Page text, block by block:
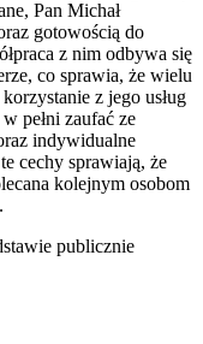
Pan Michał
gotowością do
z nim odbywa się
co sprawia, że wielu
z jego usług
pełni zaufać ze
indywidualne
cechy sprawiają, że
kolejnym osobom
publicznie